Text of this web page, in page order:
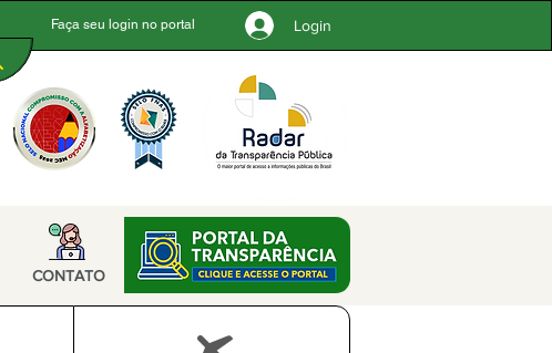
Faça seu login no portal Login
CONTATO